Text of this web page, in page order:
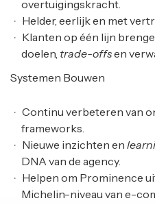
overtuigingskracht.
Helder, eerlijk en met
Klanten op één lijn
doelen, trade-offsen
Systemen Bouwen
Continu verbeteren van
frameworks.
Nieuwe inzichten en
DNA van de agency.
Helpen om Prominence
Michelin-niveau van e-